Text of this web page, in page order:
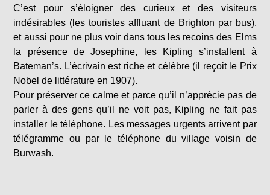
C’est pour s’éloigner des curieux et des visiteurs
indésirables (les touristes affluant de Brighton par bus),
et aussi pour ne plus voir dans tous les recoins des Elms
la présence de Josephine, les Kipling s’installent à
Bateman’s. L’écrivain est riche et célèbre (il reçoit le Prix
Nobel de littérature en 1907).
Pour préserver ce calme et parce qu’il n’apprécie pas de
parler à des gens qu’il ne voit pas, Kipling ne fait pas
installer le téléphone. Les messages urgents arrivent par
télégramme ou par le téléphone du village voisin de
Burwash.